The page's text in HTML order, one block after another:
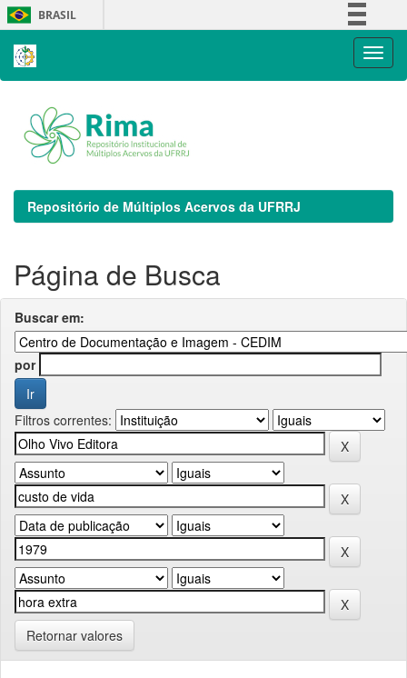
Skip
navigation
BRASIL
Repositório de Múltiplos Acervos da UFRRJ
Página de Busca
Buscar em:
por
Filtros correntes:
Retornar valores